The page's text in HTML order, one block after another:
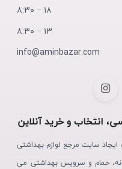
۱۸ − ۸:۳۰
۱۳ − ۸:۳۰
info@aminbazar.com
انتخاب و خرید آنلاین
ایجاد سایت مرجع لوازم بهداشتی
حمام و سرویس بهداشتی می